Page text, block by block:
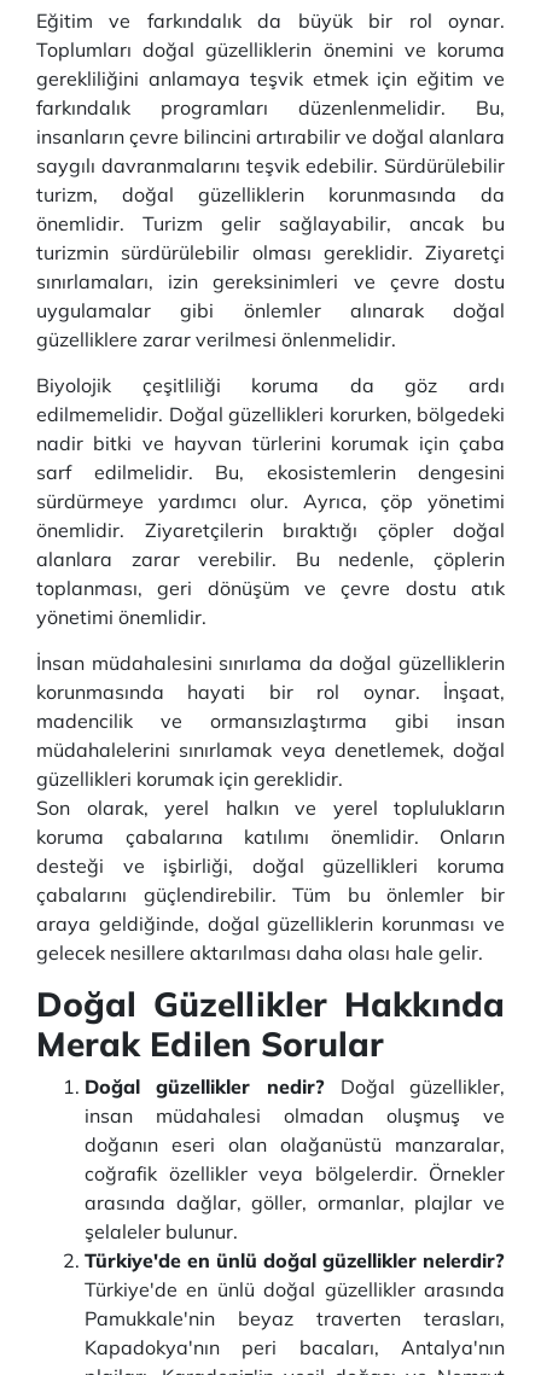
Eğitim ve farkındalık da büyük bir rol oynar.
Toplumları doğal güzelliklerin önemini ve koruma
gerekliliğini anlamaya teşvik etmek için eğitim ve
farkındalık programları düzenlenmelidir. Bu,
insanların çevre bilincini artırabilir ve doğal alanlara
saygılı davranmalarını teşvik edebilir. Sürdürülebilir
turizm, doğal güzelliklerin korunmasında da
önemlidir. Turizm gelir sağlayabilir, ancak bu
turizmin sürdürülebilir olması gereklidir. Ziyaretçi
sınırlamaları, izin gereksinimleri ve çevre dostu
uygulamalar gibi önlemler alınarak doğal
güzelliklere zarar verilmesi önlenmelidir.
Biyolojik çeşitliliği koruma da göz ardı
edilmemelidir. Doğal güzellikleri korurken, bölgedeki
nadir bitki ve hayvan türlerini korumak için çaba
sarf edilmelidir. Bu, ekosistemlerin dengesini
sürdürmeye yardımcı olur. Ayrıca, çöp yönetimi
önemlidir. Ziyaretçilerin bıraktığı çöpler doğal
alanlara zarar verebilir. Bu nedenle, çöplerin
toplanması, geri dönüşüm ve çevre dostu atık
yönetimi önemlidir.
İnsan müdahalesini sınırlama da doğal güzelliklerin
korunmasında hayati bir rol oynar. İnşaat,
madencilik ve ormansızlaştırma gibi insan
müdahalelerini sınırlamak veya denetlemek, doğal
güzellikleri korumak için gereklidir.
Son olarak, yerel halkın ve yerel toplulukların
koruma çabalarına katılımı önemlidir. Onların
desteği ve işbirliği, doğal güzellikleri koruma
çabalarını güçlendirebilir. Tüm bu önlemler bir
araya geldiğinde, doğal güzelliklerin korunması ve
gelecek nesillere aktarılması daha olası hale gelir.
Doğal Güzellikler Hakkında
Merak Edilen Sorular
Doğal güzellikler nedir? Doğal güzellikler,
insan müdahalesi olmadan oluşmuş ve
doğanın eseri olan olağanüstü manzaralar,
coğrafik özellikler veya bölgelerdir. Örnekler
arasında dağlar, göller, ormanlar, plajlar ve
şelaleler bulunur.
Türkiye'de en ünlü doğal güzellikler nelerdir?
Türkiye'de en ünlü doğal güzellikler arasında
Pamukkale'nin beyaz traverten terasları,
Kapadokya'nın peri bacaları, Antalya'nın